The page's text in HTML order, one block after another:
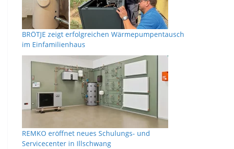
BRÖTJE zeigt erfolgreichen Wärmepumpentausch
im Einfamilienhaus
REMKO eröffnet neues Schulungs- und
Servicecenter in Illschwang